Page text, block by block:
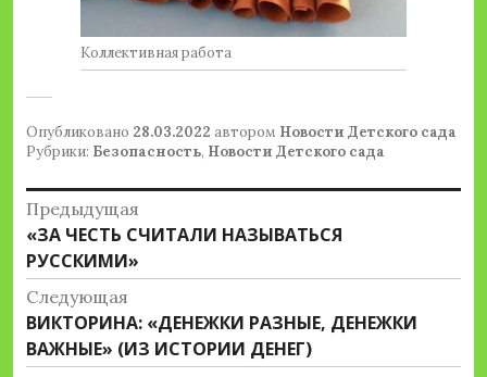
Коллективная работа
Опубликовано 28.03.2022 автором Новости Детского сада
Рубрики: Безопасность, Новости Детского сада
Навигация
по
записям
Предыдущая
Предыдущая
запись:
«ЗА ЧЕСТЬ СЧИТАЛИ НАЗЫВАТЬСЯ
РУССКИМИ»
Следующая
Следующая
запись:
ВИКТОРИНА: «ДЕНЕЖКИ РАЗНЫЕ, ДЕНЕЖКИ
ВАЖНЫЕ» (ИЗ ИСТОРИИ ДЕНЕГ)